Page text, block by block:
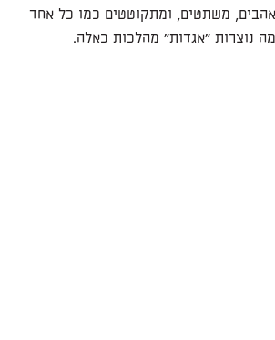
משתטים, ומתקוטטים כמו כל אחד
נוצרות "אגדות" מהלכות כאלה.